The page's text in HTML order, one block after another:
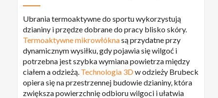
Ubrania termoaktywne do sportu wykorzystują
dzianiny i przędze dobrane do pracy blisko skóry.
Termoaktywne mikrowłóknasą przydatne przy
dynamicznym wysiłku, gdy pojawia się wilgoć i
potrzebna jest szybka wymiana powietrza między
ciałem a odzieżą. Technologia 3Dw odzieży Brubeck
opiera się na przestrzennej budowie dzianiny, która
zwiększa powierzchnię odbioru wilgoci i ułatwia